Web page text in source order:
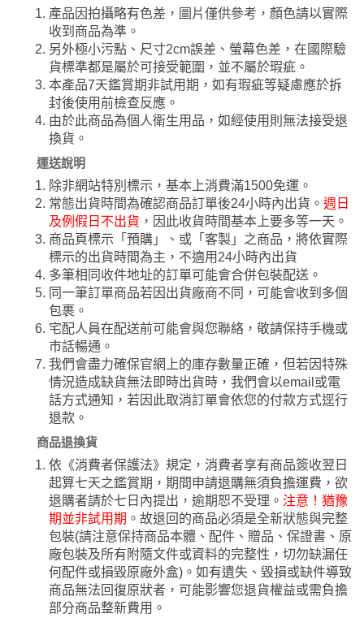
產品因拍攝略有色差，圖片僅供參考，顏色請以實際
收到商品為準。
另外極小污點、尺寸2cm誤差、螢幕色差，在國際驗
貨標準都是屬於可接受範圍，並不屬於瑕疵。
本產品7天鑑賞期非試用期，如有瑕疵等疑慮應於拆
封後使用前檢查反應。
由於此商品為個人衛生用品，如經使用則無法接受退
換貨。
運送說明
除非網站特別標示，基本上消費滿1500免運。
常態出貨時間為確認商品訂單後24小時內出貨。 週日
及例假日不出貨 ，因此收貨時間基本上要多等一天。
商品頁標示「預購」、或「客製」之商品，將依實際
標示的出貨時間為主，不適用24小時內出貨
多筆相同收件地址的訂單可能會合併包裝配送。
同一筆訂單商品若因出貨廠商不同，可能會收到多個
包裹。
宅配人員在配送前可能會與您聯絡，敬請保持手機或
市話暢通。
我們會盡力確保官網上的庫存數量正確，但若因特殊
情況造成缺貨無法即時出貨時，我們會以email或電
話方式通知，若因此取消訂單會依您的付款方式逕行
退款。
商品退換貨
依《消費者保護法》規定，消費者享有商品簽收翌日
起算七天之鑑賞期，期間申請退購無須負擔運費，欲
退購者請於七日內提出，逾期恕不受理。 注意！猶豫
期並非試用期 。故退回的商品必須是全新狀態與完整
包裝(請注意保持商品本體、配件、贈品、保證書、原
廠包裝及所有附隨文件或資料的完整性，切勿缺漏任
何配件或損毀原廠外盒)。如有遺失、毀損或缺件導致
商品無法回復原狀者，可能影響您退貨權益或需負擔
部分商品整新費用。